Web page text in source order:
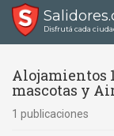
Disfrutá cada
Alojamientos
mascotas y
1 publicaciones